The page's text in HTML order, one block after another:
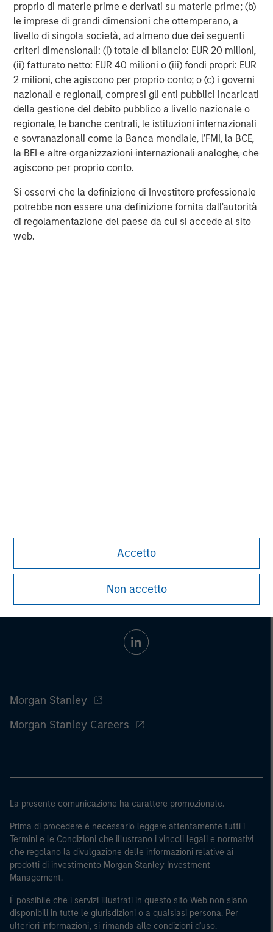
proprio di materie prime e derivati su materie prime; (b)
le imprese di grandi dimensioni che ottemperano, a
livello di singola società, ad almeno due dei seguenti
criteri dimensionali: (i) totale di bilancio: EUR 20 milioni,
(ii) fatturato netto: EUR 40 milioni o (iii) fondi propri: EUR
2 milioni, che agiscono per proprio conto; o (c) i governi
nazionali e regionali, compresi gli enti pubblici incaricati
della gestione del debito pubblico a livello nazionale o
regionale, le banche centrali, le istituzioni internazionali
e sovranazionali come la Banca mondiale, l’FMI, la BCE,
la BEI e altre organizzazioni internazionali analoghe, che
agiscono per proprio conto.
Si osservi che la definizione di Investitore professionale
potrebbe non essere una definizione fornita dall’autorità
di regolamentazione del paese da cui si accede al sito
web.
Accetto
Non accetto
Morgan Stanley Investment Management, together with
its investment advisory affiliates, has more than 590
investment professionals around the world and $406
billion in assets under management or supervision as of
June 30, 2016. Morgan Stanley Investment Management
strives to provide outstanding long-term investment
performance, service and a comprehensive suite of
investment management solutions to a diverse client
base, which includes governments, institutions,
corporations and individuals worldwide. For further
information about Morgan Stanley Investment
About Morgan Stanley
Morgan Stanley
Morgan Stanley Careers
La presente comunicazione ha carattere promozionale.
Prima di procedere è necessario leggere attentamente tutti i
Termini e le Condizioni che illustrano i vincoli legali e normativi
che regolano la divulgazione delle informazioni relative ai
prodotti di investimento Morgan Stanley Investment
Management.
È possibile che i servizi illustrati in questo sito Web non siano
disponibili in tutte le giurisdizioni o a qualsiasi persona. Per
ulteriori informazioni, si rimanda alle condizioni d'uso.